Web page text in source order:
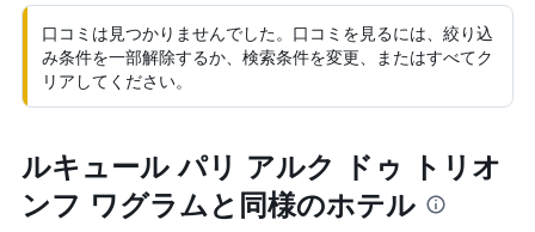
口コミは見つかりませんでした。口コミを見るには、絞り込
み条件を一部解除するか、検索条件を変更、またはすべてク
リアしてください。
ルキュール パリ アルク ドゥ トリオ
ンフ ワグラムと同様のホテル